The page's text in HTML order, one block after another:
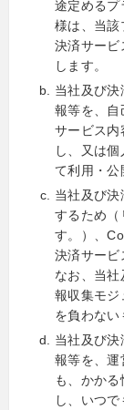
途定めるプ
様は、当該
決済サービ
します。
当社及び
報等を、自
サービス内
し、又は
て利用・公
当社及び
するため（
す。）、
決済サービ
なお、当
報収集モジ
を負わない
当社及び
報等を、運
も、かか
し、いつ